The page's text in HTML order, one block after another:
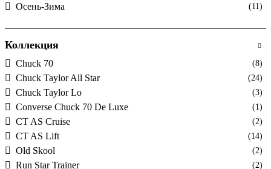
Осень-Зима (11)
Коллекция
Chuck 70 (8)
Chuck Taylor All Star (24)
Chuck Taylor Lo (3)
Converse Chuck 70 De Luxe (1)
CT AS Cruise (2)
CT AS Lift (14)
Old Skool (2)
Run Star Trainer (2)